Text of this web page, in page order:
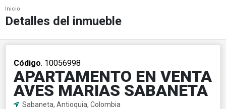
Inicio
Detalles del inmueble
Código. 10056998
APARTAMENTO EN VENTA
AVES MARIAS SABANETA
Sabaneta, Antioquia, Colombia